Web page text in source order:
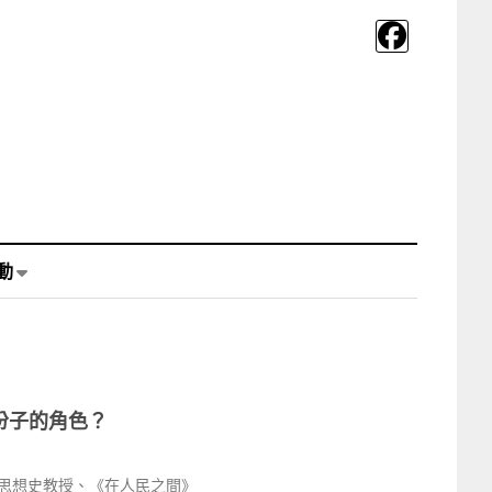
的角色？
史教授、《在人民之間》